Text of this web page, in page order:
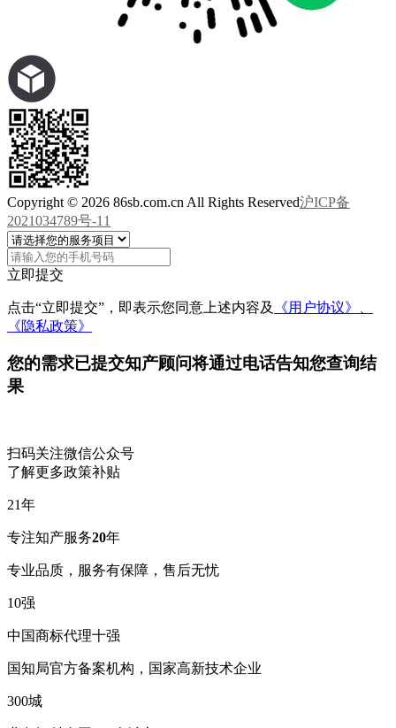
Copyright © 2026 86sb.com.cn All Rights Reserved沪ICP备
2021034789号-11
立即提交
点击“立即提交”，即表示您同意上述内容及
《用户协议》、
《隐私政策》
您的需求已提交知产顾问将通过电话告知您查询结
果
扫码关注微信公众号
了解更多政策补贴
21年
专注知产服务20年
专业品质，服务有保障，售后无忧
10强
中国商标代理十强
国知局官方备案机构，国家高新技术企业
300城